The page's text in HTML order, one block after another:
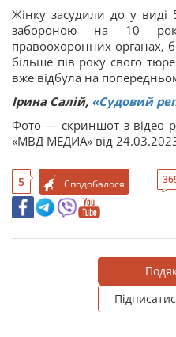
Жінку засудили до у виді
забороною на 10
правоохоронних органах,
більше пів року свого
вже відбула на
Ірина Салій, «Судовий
Фото — скриншот з відео
«МВД МЕДИА» від
5 Сподобалося